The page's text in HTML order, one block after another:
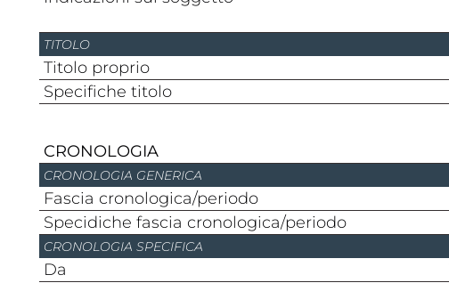
TITOLO
Titolo proprio
Specifiche titolo
CRONOLOGIA
CRONOLOGIA GENERICA
Fascia cronologica/periodo
Specidiche fascia cronologica/periodo
CRONOLOGIA SPECIFICA
Da